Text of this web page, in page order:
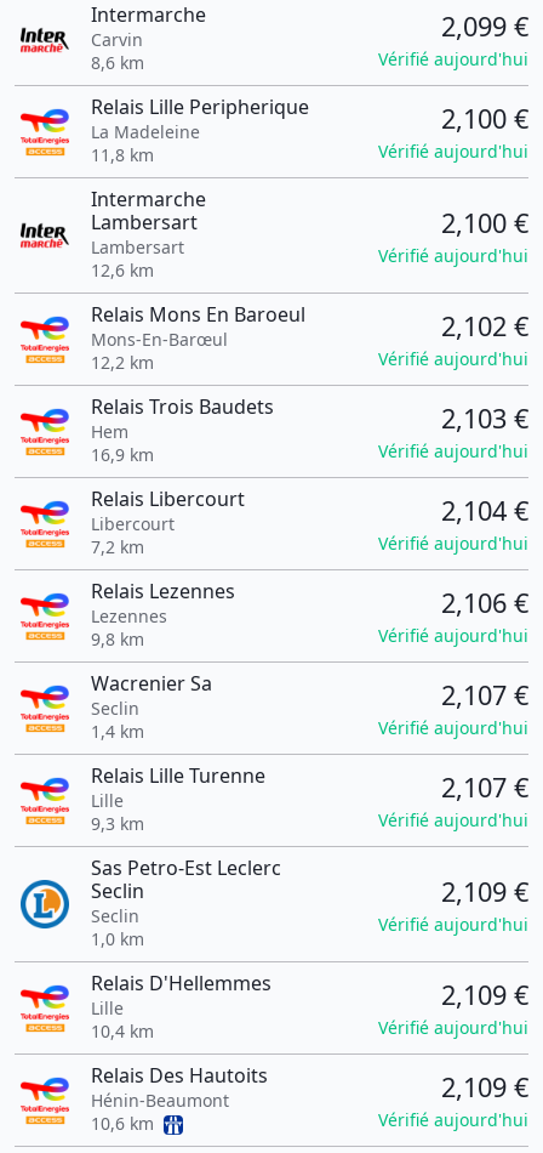
Intermarche
Carvin
8,6 km
2,099 €
Vérifié aujourd'hui
Relais Lille Peripherique
La Madeleine
11,8 km
2,100 €
Vérifié aujourd'hui
Intermarche
Lambersart
Lambersart
12,6 km
2,100 €
Vérifié aujourd'hui
Relais Mons En Baroeul
Mons-En-Barœul
12,2 km
2,102 €
Vérifié aujourd'hui
Relais Trois Baudets
Hem
16,9 km
2,103 €
Vérifié aujourd'hui
Relais Libercourt
Libercourt
7,2 km
2,104 €
Vérifié aujourd'hui
Relais Lezennes
Lezennes
9,8 km
2,106 €
Vérifié aujourd'hui
Wacrenier Sa
Seclin
1,4 km
2,107 €
Vérifié aujourd'hui
Relais Lille Turenne
Lille
9,3 km
2,107 €
Vérifié aujourd'hui
Sas Petro-Est Leclerc
Seclin
Seclin
1,0 km
2,109 €
Vérifié aujourd'hui
Relais D'Hellemmes
Lille
10,4 km
2,109 €
Vérifié aujourd'hui
Relais Des Hautoits
Hénin-Beaumont
10,6 km
2,109 €
Vérifié aujourd'hui